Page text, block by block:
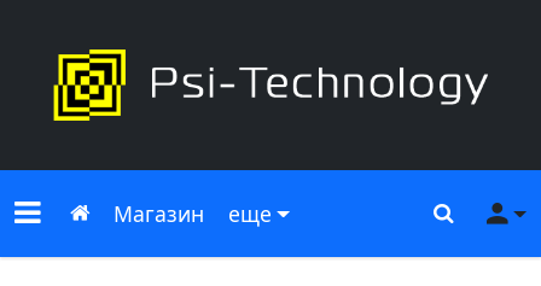
Меню сайта
Главная
Магазин еще Поиск